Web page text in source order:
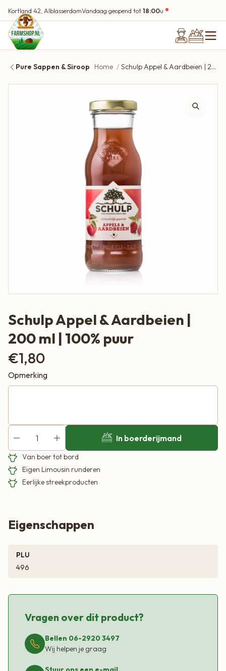
Kortland 42, AlblasserdamVandaag geopend tot18:00u
Pure Sappen & Siroop Home Schulp Appel & Aardbeien | 200 ml | 100% puur
Schulp Appel & Aardbeien |
200 ml | 100% puur
€1,80
Opmerking
In boerderijmand
Van boer tot bord
Eigen Limousin runderen
Eerlijke streekproducten
Eigenschappen
PLU
496
Vragen over dit product?
Bellen 06-2920 3497
Wij helpen je graag